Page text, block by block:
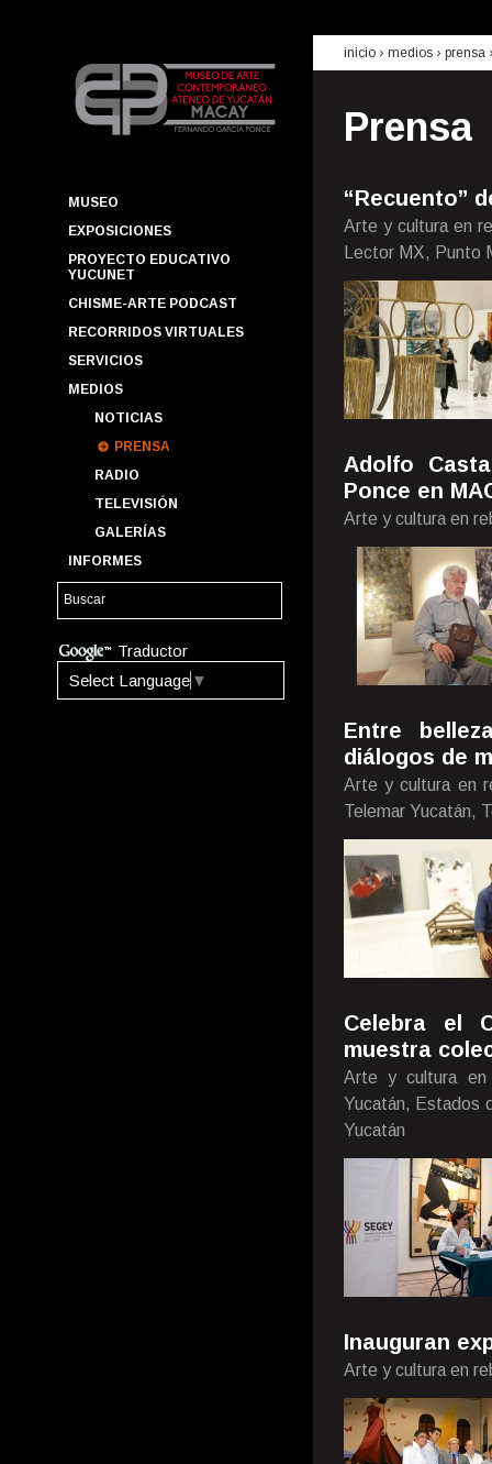
MUSEO
EXPOSICIONES
PROYECTO EDUCATIVO
YUCUNET
CHISME-ARTE PODCAST
RECORRIDOS VIRTUALES
SERVICIOS
MEDIOS
NOTICIAS
PRENSA
RADIO
TELEVISIÓN
GALERÍAS
INFORMES
Traductor
Select Language ▼
inicio › medios › prensa
Prensa
“Recuento”
Arte y cultura en
Lector MX, Punto
Adolfo
Ponce en
Arte y cultura en
Entre
diálogos de
Arte y cultura en
Telemar Yucatán,
Celebra el
muestra
Arte y cultura en
Yucatán, Estados
Yucatán
Inauguran
Arte y cultura en